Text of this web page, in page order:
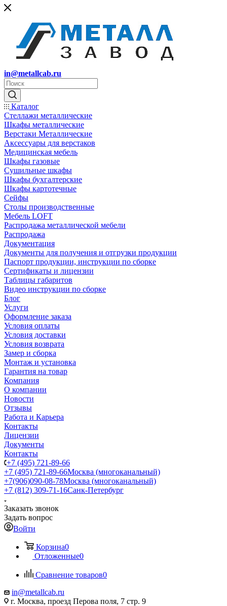
in@metallcab.ru
Каталог
Стеллажи металлические
Шкафы металлические
Верстаки Металлические
Аксессуары для верстаков
Медицинская мебель
Шкафы газовые
Сушильные шкафы
Шкафы бухгалтерские
Шкафы картотечные
Сейфы
Столы производственные
Мебель LOFT
Распродажа металлической мебели
Распродажа
Документация
Документы для получения и отгрузки продукции
Паспорт продукции, инструкции по сборке
Сертификаты и лицензии
Таблицы габаритов
Видео инструкции по сборке
Блог
Услуги
Оформление заказа
Условия оплаты
Условия доставки
Условия возврата
Замер и сборка
Монтаж и установка
Гарантия на товар
Компания
О компании
Новости
Отзывы
Работа и Карьера
Контакты
Лицензии
Документы
Контакты
+7 (495) 721-89-66
+7 (495) 721-89-66Москва (многоканальный)
+7(906)090-08-78Москва (многоканальный)
+7 (812) 309-71-16Санк-Петербург
Заказать звонок
Задать вопрос
Войти
Корзина0
Отложенные0
Сравнение товаров0
in@metallcab.ru
г. Москва, проезд Перова поля, 7 стр. 9